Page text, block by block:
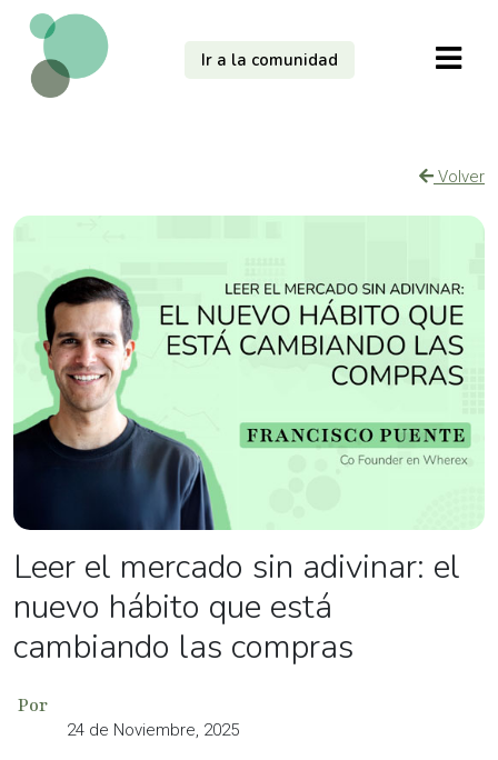
Ir a la comunidad
Volver
Leer el mercado sin adivinar: el
nuevo hábito que está
cambiando las compras
Por
24 de Noviembre, 2025